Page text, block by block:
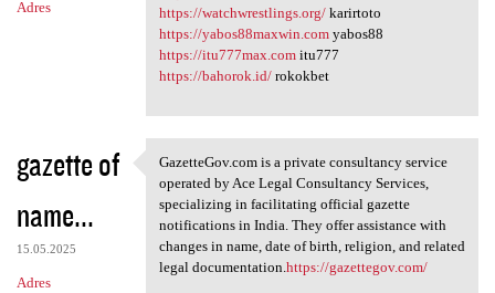
Adres
https://watchwrestlings.org/karirtoto
https://yabos88maxwin.comyabos88
https://itu777max.comitu777
https://bahorok.id/rokokbet
gazette of
name...
15.05.2025
Adres
GazetteGov.com is a private
GazetteGov.com is a private consultancy service
operated by Ace Legal Consultancy Services,
specializing in facilitating official gazette
notifications in India. They offer assistance with
changes in name, date of birth, religion, and related
legal documentation.https://gazettegov.com/